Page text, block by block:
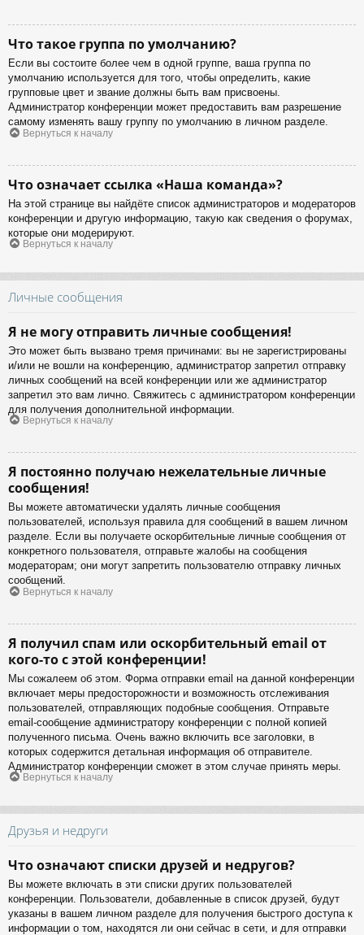
Что такое группа по умолчанию?
Если вы состоите более чем в одной группе, ваша группа по
умолчанию используется для того, чтобы определить, какие
групповые цвет и звание должны быть вам присвоены.
Администратор конференции может предоставить вам разрешение
самому изменять вашу группу по умолчанию в личном разделе.
Вернуться к началу
Что означает ссылка «Наша команда»?
На этой странице вы найдёте список администраторов и модераторов
конференции и другую информацию, такую как сведения о форумах,
которые они модерируют.
Вернуться к началу
Личные сообщения
Я не могу отправить личные сообщения!
Это может быть вызвано тремя причинами: вы не зарегистрированы
и/или не вошли на конференцию, администратор запретил отправку
личных сообщений на всей конференции или же администратор
запретил это вам лично. Свяжитесь с администратором конференции
для получения дополнительной информации.
Вернуться к началу
Я постоянно получаю нежелательные личные
сообщения!
Вы можете автоматически удалять личные сообщения
пользователей, используя правила для сообщений в вашем личном
разделе. Если вы получаете оскорбительные личные сообщения от
конкретного пользователя, отправьте жалобы на сообщения
модераторам; они могут запретить пользователю отправку личных
сообщений.
Вернуться к началу
Я получил спам или оскорбительный email от
кого-то с этой конференции!
Мы сожалеем об этом. Форма отправки email на данной конференции
включает меры предосторожности и возможность отслеживания
пользователей, отправляющих подобные сообщения. Отправьте
email-сообщение администратору конференции с полной копией
полученного письма. Очень важно включить все заголовки, в
которых содержится детальная информация об отправителе.
Администратор конференции сможет в этом случае принять меры.
Вернуться к началу
Друзья и недруги
Что означают списки друзей и недругов?
Вы можете включать в эти списки других пользователей
конференции. Пользователи, добавленные в список друзей, будут
указаны в вашем личном разделе для получения быстрого доступа к
информации о том, находятся ли они сейчас в сети, и для отправки